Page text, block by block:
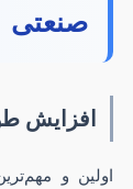
صنعتی
افزایش
اولین و